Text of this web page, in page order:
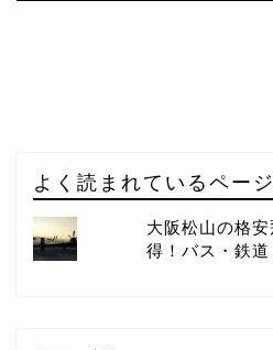
よく読まれているページ
大阪松山の格
得！バス・鉄